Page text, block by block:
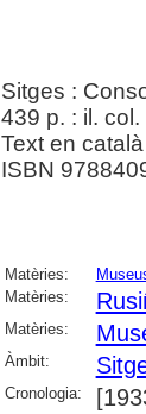
Sitges :
439 p. : il. col.
Text en
ISBN
Matèries:
Matèries:
Matèries:
Àmbit:
Cronologia: